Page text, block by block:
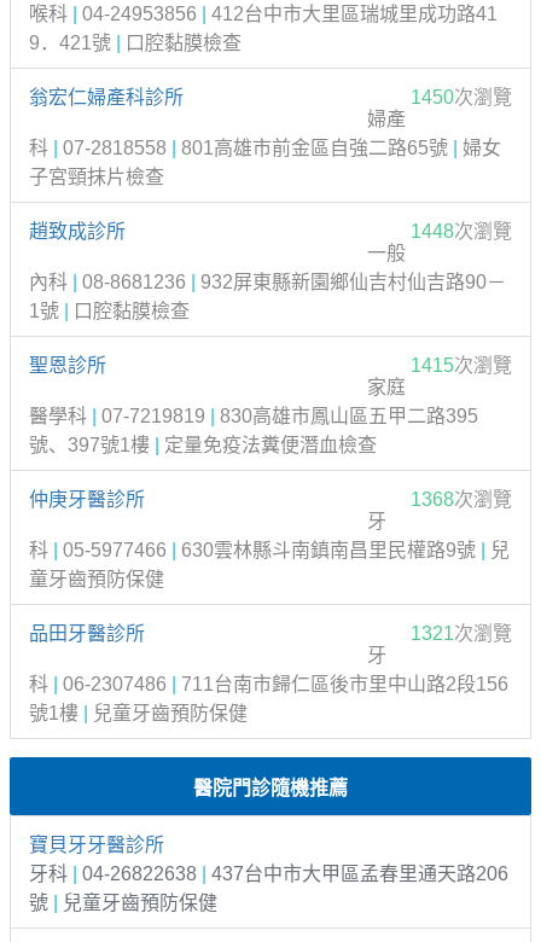
喉科
04-24953856
412台中市大里區瑞城里成功路41
9．421號
口腔黏膜檢查
翁宏仁婦產科診所 1450次瀏覽
婦產
科
07-2818558 801高雄市前金區自強二路65號
婦女
子宮頸抹片檢查
趙致成診所 1448次瀏覽
一般
內科
08-8681236
932屏東縣新園鄉仙吉村仙吉路90－
1號
口腔黏膜檢查
聖恩診所 1415次瀏覽
家庭
醫學科
07-7219819
830高雄市鳳山區五甲二路395
號、397號1樓
定量免疫法糞便潛血檢查
仲庚牙醫診所 1368次瀏覽
牙
科
05-5977466 630雲林縣斗南鎮南昌里民權路9號
兒
童牙齒預防保健
品田牙醫診所 1321次瀏覽
牙
科
06-2307486
711台南市歸仁區後市里中山路2段156
號1樓
兒童牙齒預防保健
醫院門診隨機推薦
寶貝牙牙醫診所
牙科
04-26822638
437台中市大甲區孟春里通天路206
號
兒童牙齒預防保健